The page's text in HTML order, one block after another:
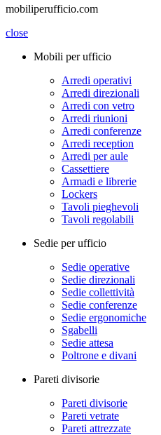
mobiliperufficio.com
close
Mobili per ufficio
Arredi operativi
Arredi direzionali
Arredi con vetro
Arredi riunioni
Arredi conferenze
Arredi reception
Arredi per aule
Cassettiere
Armadi e librerie
Lockers
Tavoli pieghevoli
Tavoli regolabili
Sedie per ufficio
Sedie operative
Sedie direzionali
Sedie collettività
Sedie conferenze
Sedie ergonomiche
Sgabelli
Sedie attesa
Poltrone e divani
Pareti divisorie
Pareti divisorie
Pareti vetrate
Pareti attrezzate